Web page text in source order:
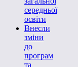
середньої
освіти
Внесли
зміни
до
програм
та